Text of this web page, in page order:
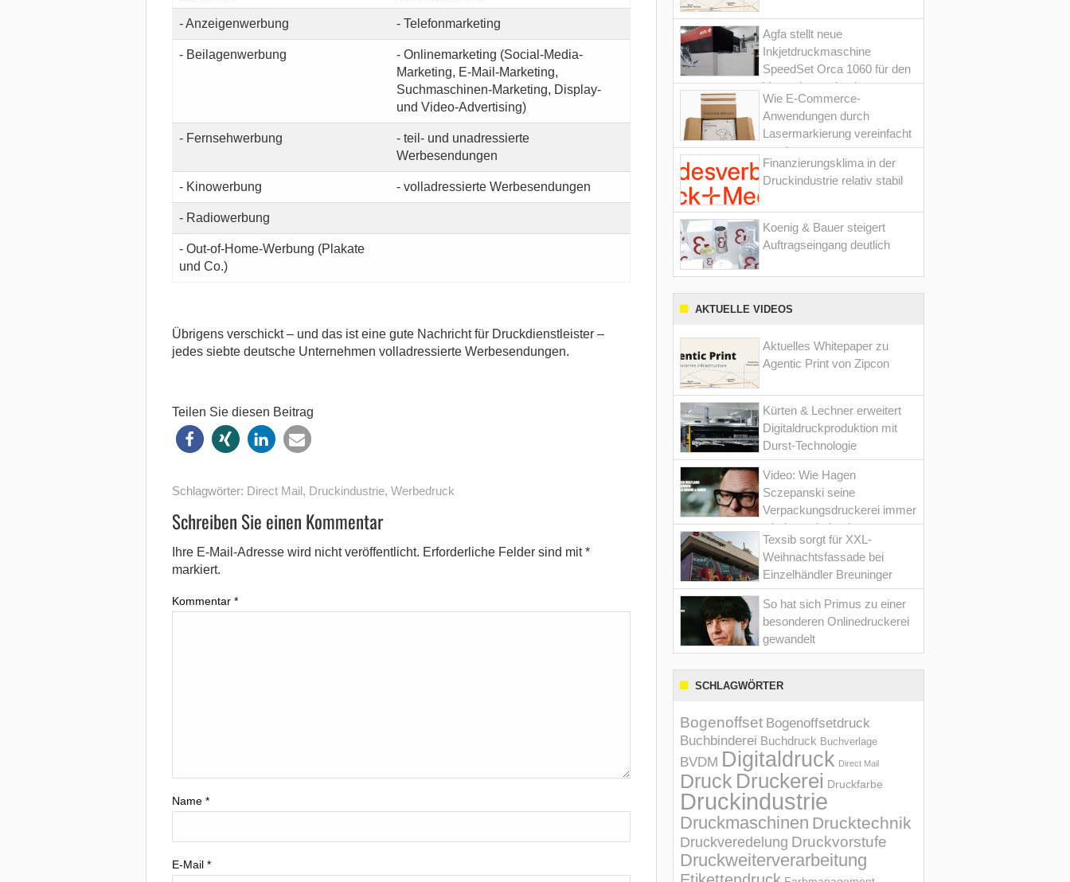
- Anzeigenwerbung - Telefonmarketing
- Beilagenwerbung
- Onlinemarketing (Social-Media-
Marketing, E-Mail-Marketing,
Suchmaschinen-Marketing, Display-
und Video-Advertising)
- Fernsehwerbung
- teil- und unadressierte
Werbesendungen
- Kinowerbung - volladressierte Werbesendungen
- Radiowerbung
- Out-of-Home-Werbung (Plakate
und Co.)
Übrigens verschickt – und das ist eine gute Nachricht für Druckdienstleister –
jedes siebte deutsche Unternehmen volladressierte Werbesendungen.
Teilen Sie diesen Beitrag
Schlagwörter: Direct Mail, Druckindustrie, Werbedruck
Schreiben Sie einen Kommentar
Ihre E-Mail-Adresse wird nicht veröffentlicht. Erforderliche Felder sind mit*
markiert.
Kommentar *
Name *
E-Mail *
Agfa stellt neue
Inkjetdruckmaschine
SpeedSet Orca 1060 für den
Verpackungsdruck vor
Wie E-Commerce-
Anwendungen durch
Lasermarkierung vereinfacht
werden
Finanzierungsklima in der
Druckindustrie relativ stabil
Koenig & Bauer steigert
Auftragseingang deutlich
AKTUELLE VIDEOS
Aktuelles Whitepaper zu
Agentic Print von Zipcon
Kürten & Lechner erweitert
Digitaldruckproduktion mit
Durst-Technologie
Video: Wie Hagen
Sczepanski seine
Verpackungsdruckerei immer
wieder optimiert hat
Texsib sorgt für XXL-
Weihnachtsfassade bei
Einzelhändler Breuninger
So hat sich Primus zu einer
besonderen Onlinedruckerei
gewandelt
SCHLAGWÖRTER
Bogenoffset Bogenoffsetdruck
Buchbinderei Buchdruck Buchverlage
BVDM Digitaldruck Direct Mail
Druck Druckerei Druckfarbe
Druckindustrie
Druckmaschinen Drucktechnik
Druckveredelung Druckvorstufe
Druckweiterverarbeitung